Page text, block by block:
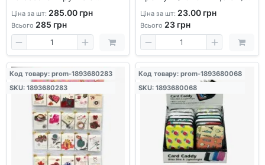
преміум-канцелярія з
поворотним механізмом
Ціна за шт: 285.00 грн
Всього 285 грн
великих подарунків,
пляшок і наборів
Ціна за шт: 23.00 грн
Всього 23 грн
Код товару: prom-1893680283
SKU: 1893680283
Код товару: prom-1893680068
SKU: 1893680068